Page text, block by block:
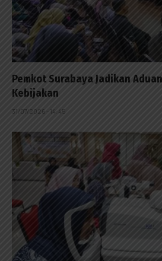
Pemkot Surabaya Jadikan
Kebijakan
31/07/2026 - 14:45